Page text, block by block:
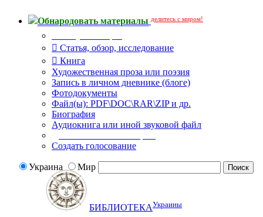
Обнародовать материалы делитесь с миром!
Статья, обзор, исследование
Книга
Художественная проза или поэзия
Запись в личном дневнике (блоге)
Фотодокументы
Файл(ы): PDF\DOC\RAR\ZIP и др.
Биография
Аудиокнига или иной звуковой файл
Создать голосование
Украина Мир
БИБЛИОТЕКАУкраины